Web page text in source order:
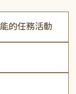
的任務活動